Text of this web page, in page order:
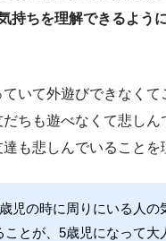
持ちを理解できるよう
いて外遊びできなくて
だちも遊べなくて悲しん
も悲しんでいることを
児の時に周りにいる人の
ことが、5歳児になって大